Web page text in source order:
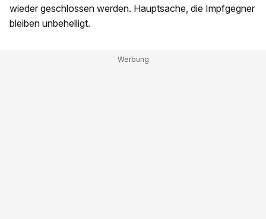
wieder geschlossen werden. Hauptsache, die Impfgegner
bleiben unbehelligt.